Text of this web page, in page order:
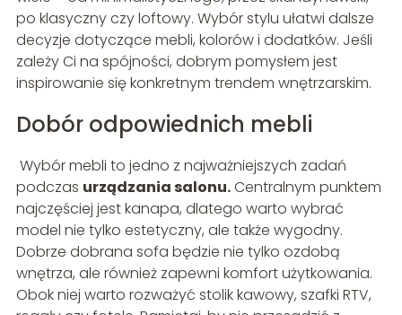
po klasyczny czy loftowy. Wybór stylu ułatwi dalsze
decyzje dotyczące mebli, kolorów i dodatków. Jeśli
zależy Ci na spójności, dobrym pomysłem jest
inspirowanie się konkretnym trendem wnętrzarskim.
Dobór odpowiednich mebli
Wybór mebli to jedno z najważniejszych zadań
podczas urządzania salonu.Centralnym punktem
najczęściej jest kanapa, dlatego warto wybrać
model nie tylko estetyczny, ale także wygodny.
Dobrze dobrana sofa będzie nie tylko ozdobą
wnętrza, ale również zapewni komfort użytkowania.
Obok niej warto rozważyć stolik kawowy, szafki RTV,